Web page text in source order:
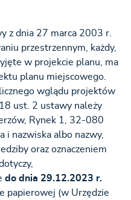
z dnia 27 marca 2003 r.
przestrzennym, każdy,
w projekcie planu, ma
planu miejscowego.
wglądu projektów
ust. 2 ustawy należy
Rynek 1, 32-080
i nazwiska albo nazwy,
oraz oznaczeniem
do dnia 29.12.2023 r.
papierowej (w Urzędzie